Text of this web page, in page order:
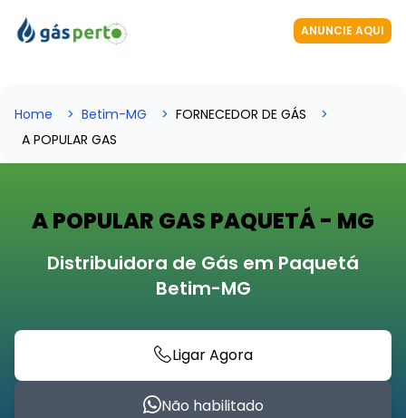
ANUNCIE AQUI
Home Betim-MG
FORNECEDOR DE GÁS
A POPULAR GAS
A POPULAR GAS PAQUETÁ - MG
Distribuidora de Gás em Paquetá
Betim-MG
Ligar Agora
Não habilitado